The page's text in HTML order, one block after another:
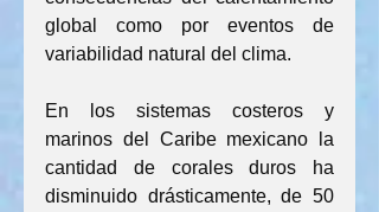
global como por eventos de
variabilidad natural del clima.
En los sistemas costeros y
marinos del Caribe mexicano la
cantidad de corales duros ha
disminuido drásticamente, de 50